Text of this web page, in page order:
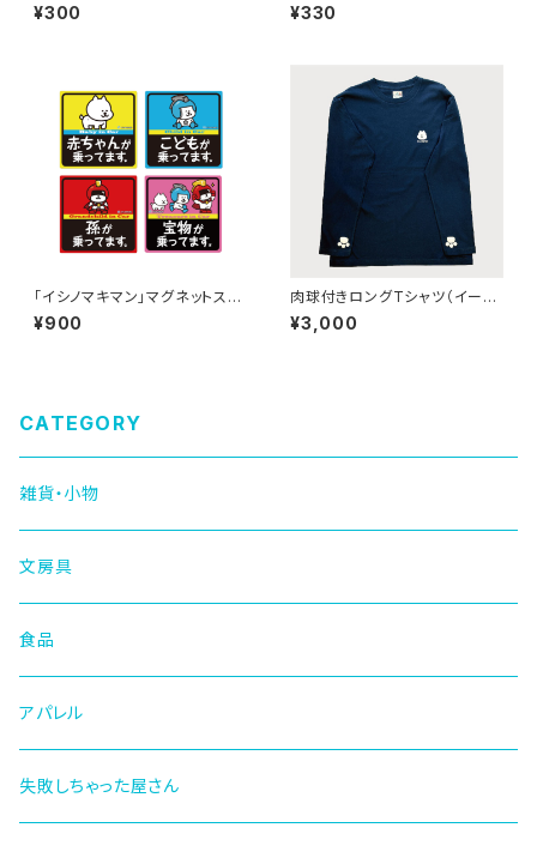
¥300 ¥330
「イシノマキマン」マグネットステ
ッカー
¥900
肉球付きロングTシャツ（イー
ヌ）
¥3,000
CATEGORY
雑貨・小物
文房具
食品
アパレル
失敗しちゃった屋さん